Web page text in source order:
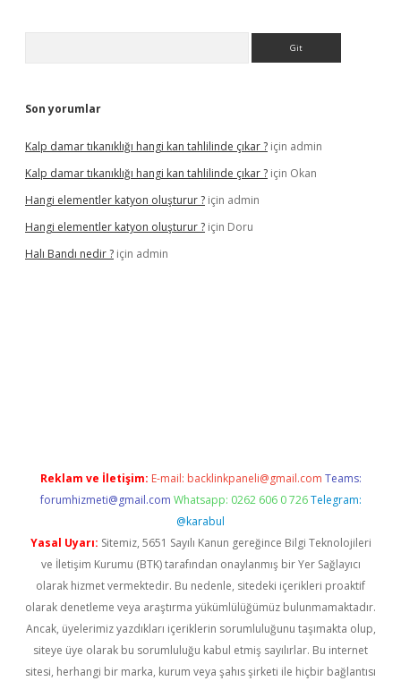
Son yorumlar
Kalp damar tıkanıklığı hangi kan tahlilinde çıkar ? için admin
Kalp damar tıkanıklığı hangi kan tahlilinde çıkar ? için Okan
Hangi elementler katyon oluşturur ? için admin
Hangi elementler katyon oluşturur ? için Doru
Halı Bandı nedir ? için admin
Reklam ve İletişim: E-mail: backlinkpaneli@gmail.com Teams:
forumhizmeti@gmail.com Whatsapp: 0262 606 0 726 Telegram:
@karabul
Yasal Uyarı: Sitemiz, 5651 Sayılı Kanun gereğince Bilgi Teknolojileri
ve İletişim Kurumu (BTK) tarafından onaylanmış bir Yer Sağlayıcı
olarak hizmet vermektedir. Bu nedenle, sitedeki içerikleri proaktif
olarak denetleme veya araştırma yükümlülüğümüz bulunmamaktadır.
Ancak, üyelerimiz yazdıkları içeriklerin sorumluluğunu taşımakta olup,
siteye üye olarak bu sorumluluğu kabul etmiş sayılırlar. Bu internet
sitesi, herhangi bir marka, kurum veya şahıs şirketi ile hiçbir bağlantısı